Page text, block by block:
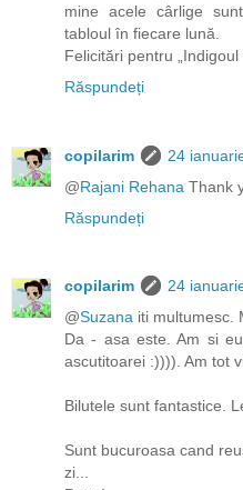
mine acele cârlige
tabloul în fiecare lună.
Felicitări pentru „Indigoul
Răspundeți
copilarim
24
@Rajani Rehana Thank
Răspundeți
copilarim
24
@Suzana iti multumesc.
Da - asa este. Am si
ascutitoarei :)))). Am tot
Bilutele sunt fantastice.
Sunt bucuroasa cand
zi...